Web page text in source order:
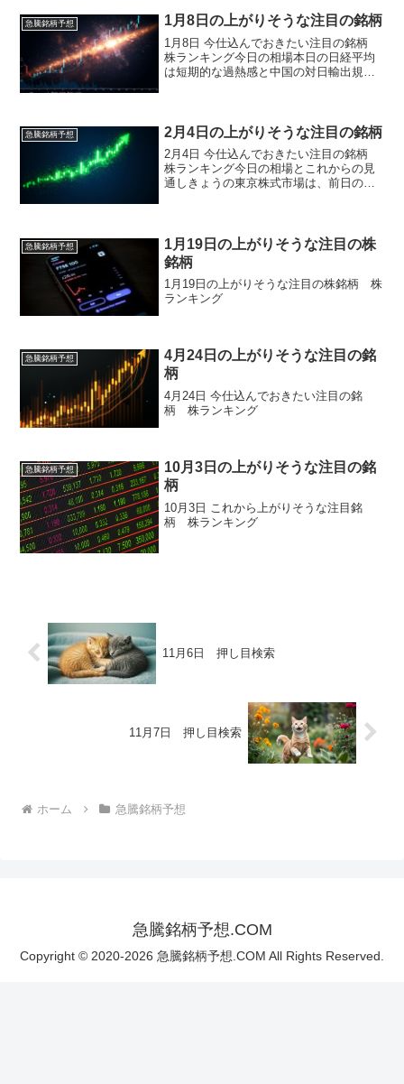
安の4万1456円23銭で引け、24日までの2
日間...
急騰銘柄予想 1月8日の上がりそうな注目の銘柄
1月8日 今仕込んでおきたい注目の銘柄
株ランキング今日の相場本日の日経平均
は短期的な過熱感と中国の対日輸出規制
期的な利食いが優勢と...
急騰銘柄予想 2月4日の上がりそうな注目の銘柄
2月4日 今仕込んでおきたい注目の銘柄
株ランキング今日の相場とこれからの見
通しきょうの東京株式市場は、前日の流
り付き後も半導体関連...
急騰銘柄予想
1月19日の上がりそうな注目の株
銘柄
1月19日の上がりそうな注目の株銘柄 株
ランキング
急騰銘柄予想
4月24日の上がりそうな注目の銘
柄
4月24日 今仕込んでおきたい注目の銘
柄 株ランキング
急騰銘柄予想
10月3日の上がりそうな注目の銘
柄
10月3日 これから上がりそうな注目銘
柄 株ランキング
11月6日 押し目検索
11月7日 押し目検索
ホーム 急騰銘柄予想
急騰銘柄予想.COM
Copyright © 2020-2026 急騰銘柄予想.COM All Rights Reserved.